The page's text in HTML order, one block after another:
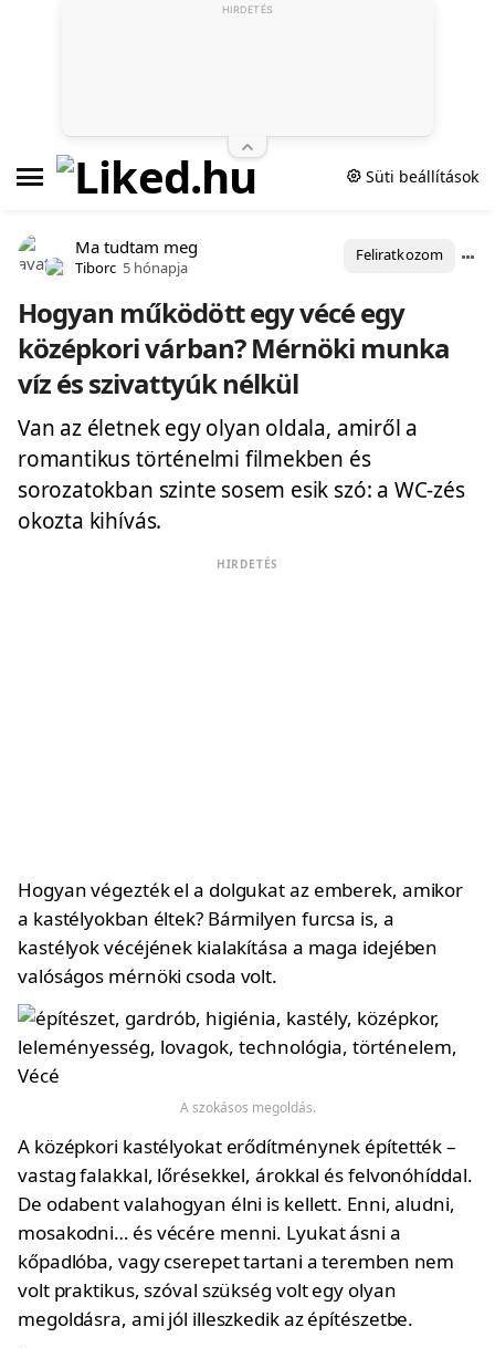
Süti beállítások
Ma tudtam meg
Tiborc 5 hónapja
Feliratkozom
Hogyan működött egy vécé egy
középkori várban? Mérnöki munka
víz és szivattyúk nélkül
Van az életnek egy olyan oldala, amiről a
romantikus történelmi filmekben és
sorozatokban szinte sosem esik szó: a WC-zés
okozta kihívás.
HIRDETÉS
Hogyan végezték el a dolgukat az emberek, amikor
a kastélyokban éltek? Bármilyen furcsa is, a
kastélyok vécéjének kialakítása a maga idejében
valóságos mérnöki csoda volt.
A szokásos megoldás.
A középkori kastélyokat erődítménynek építették –
vastag falakkal, lőrésekkel, árokkal és felvonóhíddal.
De odabent valahogyan élni is kellett. Enni, aludni,
mosakodni… és vécére menni. Lyukat ásni a
kőpadlóba, vagy cserepet tartani a teremben nem
volt praktikus, szóval szükség volt egy olyan
megoldásra, ami jól illeszkedik az építészetbe.
HIRDETÉS